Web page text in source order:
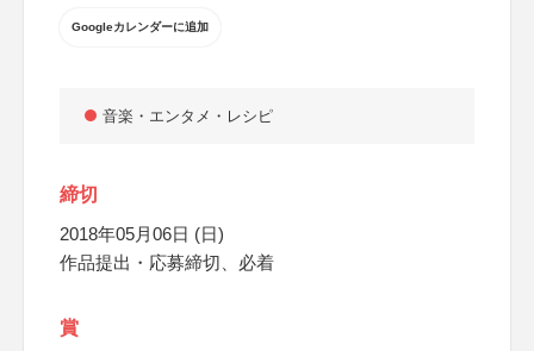
Googleカレンダーに追加
音楽・エンタメ・レシピ
締切
2018年05月06日 (日)
作品提出・応募締切、必着
賞